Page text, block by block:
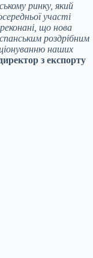
ринку, який
участі
що нова
роздрібним
наших
з експорту